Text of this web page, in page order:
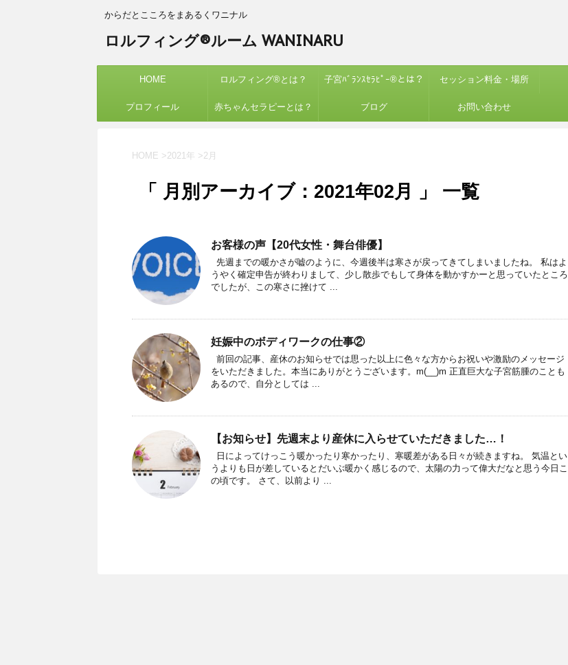
からだとこころをまあるくワニナル
ロルフィング®ルーム WANINARU
HOME ロルフィング®︎とは？ 子宮ﾊﾞﾗﾝｽｾﾗﾋﾟｰ®︎とは？ セッション料金・場所
プロフィール 赤ちゃんセラピーとは？ ブログ お問い合わせ
HOME >2021年 >2月
「 月別アーカイブ：2021年02月 」 一覧
お客様の声【20代女性・舞台俳優】
先週までの暖かさが嘘のように、今週後半は寒さが戻ってきてしまいましたね。 私はよ
うやく確定申告が終わりまして、少し散歩でもして身体を動かすかーと思っていたところ
でしたが、この寒さに挫けて ...
妊娠中のボディワークの仕事②
前回の記事、産休のお知らせでは思った以上に色々な方からお祝いや激励のメッセージ
をいただきました。本当にありがとうございます。m(__)m 正直巨大な子宮筋腫のことも
あるので、自分としては ...
【お知らせ】先週末より産休に入らせていただきました…！
日によってけっこう暖かったり寒かったり、寒暖差がある日々が続きますね。 気温とい
うよりも日が差しているとだいぶ暖かく感じるので、太陽の力って偉大だなと思う今日こ
の頃です。 さて、以前より ...